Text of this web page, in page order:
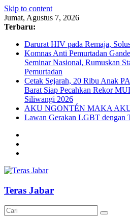
Skip to content
Jumat, Agustus 7, 2026
Terbaru:
Darurat HIV pada Remaja,
Komnas Anti Pemurtadan
Seminar Nasional, Rumuskan
Pemurtadan
Cetak Sejarah, 20 Ribu Anak
Barat Siap Pecahkan Rekor
Siliwangi 2026
AKU NGONTÉN MAKA
Lawan Gerakan LGBT
Teras Jabar